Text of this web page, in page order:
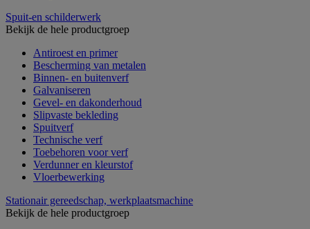
Spuit-en schilderwerk
Bekijk de hele productgroep
Antiroest en primer
Bescherming van metalen
Binnen- en buitenverf
Galvaniseren
Gevel- en dakonderhoud
Slipvaste bekleding
Spuitverf
Technische verf
Toebehoren voor verf
Verdunner en kleurstof
Vloerbewerking
Stationair gereedschap, werkplaatsmachine
Bekijk de hele productgroep